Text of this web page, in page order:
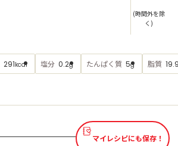
(時間外を除
く)
291kcal 塩分 0.2g たんぱく質 5g 脂質
マイレシピにも保存！